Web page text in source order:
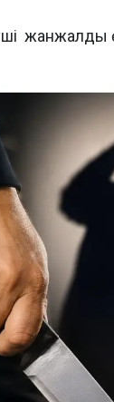
жанжалды